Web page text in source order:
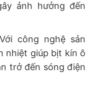
ảnh hưởng đến
công nghệ sản
nhiệt giúp bịt kín ô
trở đến sóng điện